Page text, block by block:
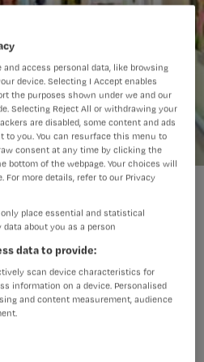
gebruikt
krijgen
een
wordt echter vaak
daar een goede
and access personal data, like browsing
device. Selecting I Accept enables
the purposes shown under we and our
Selecting Reject All or withdrawing your
are disabled, some content and ads
to you. You can resurface this menu to
consent at any time by clicking the
bottom of the webpage. Your choices will
more details, refer to our Privacy
place essential and statistical
about you as a person
data to provide:
scan device characteristics for
information on a device. Personalised
and content measurement, audience